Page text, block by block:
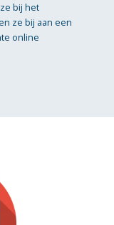
bij het
ze bij aan een
online